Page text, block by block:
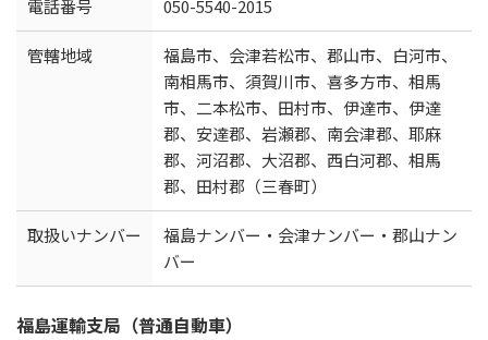
電話番号 050-5540-2015
管轄地域
福島市、会津若松市、郡山市、白河市、
南相馬市、須賀川市、喜多方市、相馬
市、二本松市、田村市、伊達市、伊達
郡、安達郡、岩瀬郡、南会津郡、耶麻
郡、河沼郡、大沼郡、西白河郡、相馬
郡、田村郡（三春町）
取扱いナンバー
福島ナンバー・会津ナンバー・郡山ナン
バー
福島運輸支局（普通自動車）